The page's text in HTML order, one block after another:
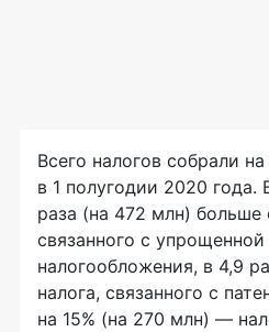
Всего налогов собрали
в 1 полугодии 2020 года.
раза (на 472 млн) больше
связанного с
налогообложения, в 4,9
налога, связанного с
на 15% (на 270 млн) —